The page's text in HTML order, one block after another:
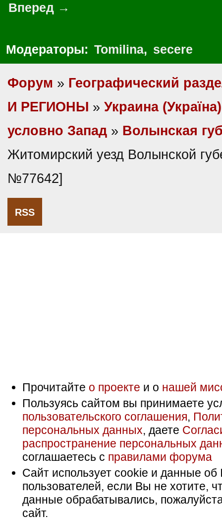
Вперед →
Модераторы: Tomilina, secere
Форум » Географический
И РЕГИОНЫ » Украина (Україна)
условно Запад » Волынская
Житомирский уезд Волынской
№77642]
RSS
Прочитайте о проекте и о нашей
Пользуясь сайтом вы принимаете
пользовательского соглашения,
персональных данных, даете
распространение персональных
соглашаетесь с правилами форума
Сайт использует cookie и данные об
пользователей, если Вы не хотите,
данные обрабатывались,
сайт.